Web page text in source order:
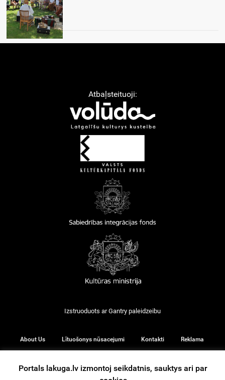
Atbaļsteituoji:
Izstruoduots arGantry paleidzeibu
About Us Lītuošonys nūsacejumi Kontakti Reklama
Portals lakuga.lv izmontoj seikdatnis, sauktys ari par